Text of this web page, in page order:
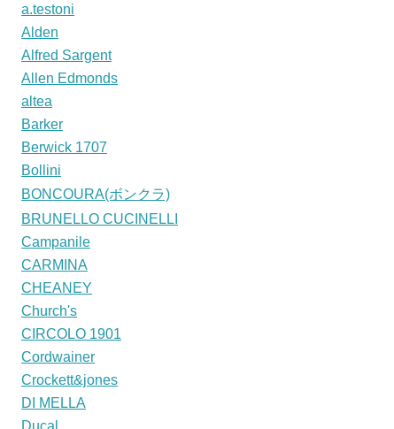
a.testoni
Alden
Alfred Sargent
Allen Edmonds
altea
Barker
Berwick 1707
Bollini
BONCOURA(ボンクラ)
BRUNELLO CUCINELLI
Campanile
CARMINA
CHEANEY
Church's
CIRCOLO 1901
Cordwainer
Crockett&jones
DI MELLA